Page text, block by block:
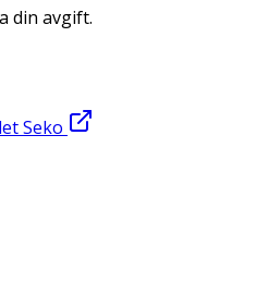
din avgift.
Seko